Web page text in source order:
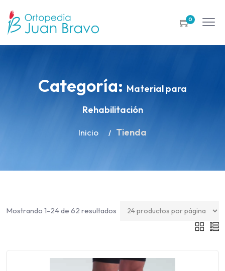
0
Categoría: Material para
Rehabilitación
Inicio Tienda
Mostrando 1-24 de 62 resultados